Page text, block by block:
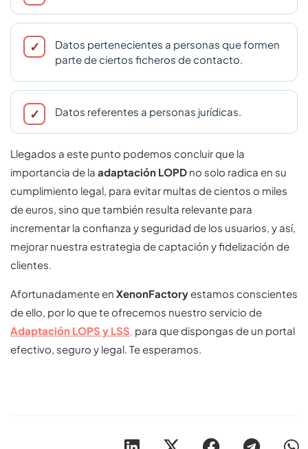
Datos pertenecientes a personas que formen
parte de ciertos ficheros de contacto.
Datos referentes a personas jurídicas.
Llegados a este punto podemos concluir que la
importancia de la adaptación LOPD no solo radica en su
cumplimiento legal, para evitar multas de cientos o miles
de euros, sino que también resulta relevante para
incrementar la confianza y seguridad de los usuarios, y así,
mejorar nuestra estrategia de captación y fidelización de
clientes.
Afortunadamente en XenonFactoryestamos conscientes
de ello, por lo que te ofrecemos nuestro servicio de
Adaptación LOPS y LSS, para que dispongas de un portal
efectivo, seguro y legal. Te esperamos.